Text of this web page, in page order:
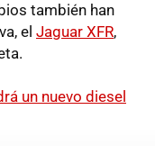
también han
el Jaguar XFR,
un nuevo diesel